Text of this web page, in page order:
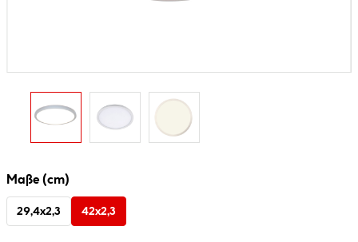
Maße (cm)
29,4x2,3 42x2,3